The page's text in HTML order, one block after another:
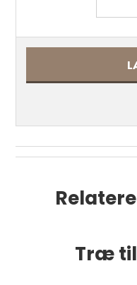
Sadelmagernåle
Træ